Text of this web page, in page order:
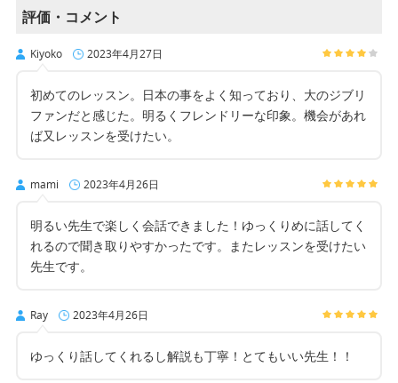
評価・コメント
Kiyoko 2023年4月27日
初めてのレッスン。日本の事をよく知っており、大のジブリ
ファンだと感じた。明るくフレンドリーな印象。機会があれ
ば又レッスンを受けたい。
mami 2023年4月26日
明るい先生で楽しく会話できました！ゆっくりめに話してく
れるので聞き取りやすかったです。またレッスンを受けたい
先生です。
Ray 2023年4月26日
ゆっくり話してくれるし解説も丁寧！とてもいい先生！！